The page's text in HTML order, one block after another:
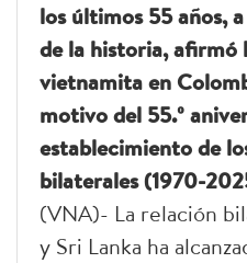
los últimos 55 años,
de la historia, afirmó
vietnamita en
motivo del 55.º
establecimiento de
bilaterales (1970-
(VNA)- La relación
y Sri Lanka ha